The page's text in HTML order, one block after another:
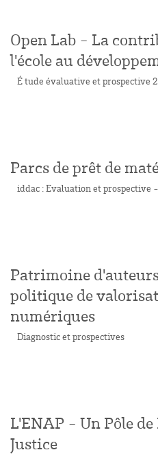
Open Lab - La
l'école au
É tude évaluative et prospective
Parcs de prêt de
iddac : Evaluation et prospective
Patrimoine
politique de
numériques
Diagnostic et prospectives
L'ENAP - Un Pôle
Justice